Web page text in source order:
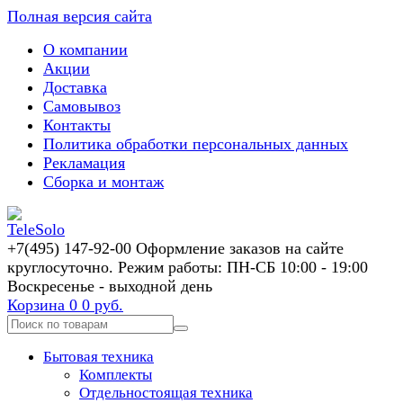
Полная версия сайта
О компании
Акции
Доставка
Самовывоз
Контакты
Политика обработки персональных данных
Рекламация
Сборка и монтаж
+7(495) 147-92-00 Оформление заказов на сайте
круглосуточно. Режим работы: ПН-СБ 10:00 - 19:00
Воскресенье - выходной день
Корзина 0 0 руб.
Бытовая техника
Комплекты
Отдельностоящая техника